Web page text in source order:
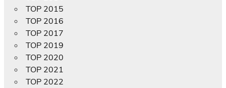
TOP 2015
TOP 2016
TOP 2017
TOP 2019
TOP 2020
TOP 2021
TOP 2022